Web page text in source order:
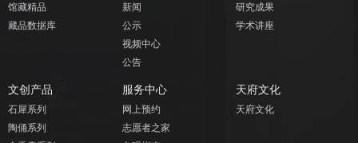
馆藏精品
藏品数据库
新闻
公示
视频中心
公告
研究成果
学术讲座
文创产品
石犀系列
陶俑系列
服务中心
网上预约
志愿者之家
天府文化
天府文化